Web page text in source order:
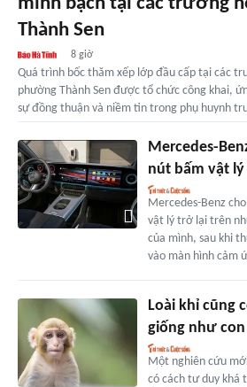
Thành Sen
8 giờ
Quá trình bốc thăm xếp lớp đầu cấp tại các
phường Thành Sen được tổ chức công khai,
sự đồng thuận và niềm tin trong phụ huynh
Mercedes-
nút bấm vật lý
Mercedes-Benz
vật lý trở lại trên
của mình, sau khi
vào màn hình cảm
Loài khỉ cũng
giống như
Một nghiên cứu
có cách tư duy khá